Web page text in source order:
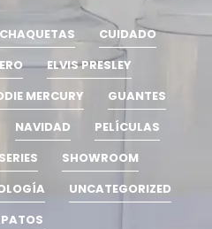
CHAQUETAS
CUIDADO
ELVIS PRESLEY
MERCURY
GUANTES
NAVIDAD
PELÍCULAS
SERIES
SHOWROOM
UNCATEGORIZED